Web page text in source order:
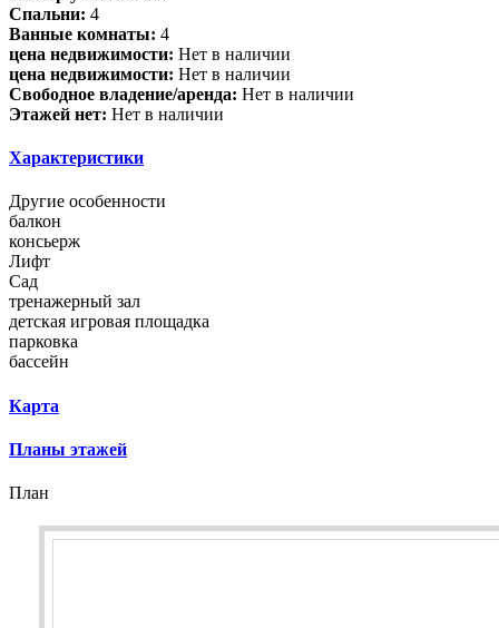
Спальни: 4
Ванные комнаты: 4
цена недвижимости: Нет в наличии
цена недвижимости: Нет в наличии
Свободное владение/аренда: Нет в наличии
Этажей нет: Нет в наличии
Характеристики
Другие особенности
балкон
консьерж
Лифт
Сад
тренажерный зал
детская игровая площадка
парковка
бассейн
Карта
Планы этажей
План